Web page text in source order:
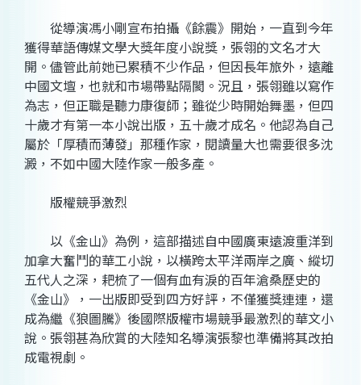
從導演馮小剛宣布拍攝《餘震》開始，一直到今年
獲得華語傳媒文學大獎年度小說獎，張翎的文名才大
開。儘管此前她已累積不少作品，但因長年旅外，遠離
中國文壇，也就和市場帶點隔閡。況且，張翎雖以寫作
為志，但正職是聽力康復師；雖從少時開始舞墨，但四
十歲才有第一本小說出版，五十歲才成名。他認為自己
屬於「厚積而薄發」那種作家，閱讀量大也需要很多沈
澱，不如中國大陸作家一般多產。
版權競爭激烈
以《金山》為例，這部描述自中國廣東遠渡重洋到
加拿大奮鬥的華工小說，以橫跨太平洋兩岸之廣、縱切
五代人之深，耙梳了一個有血有淚的百年滄桑歷史的
《金山》，一出版即受到四方好評，不僅獲獎連連，還
成為繼《狼圖騰》後國際版權市場競爭最激烈的華文小
說。張翎甚為欣賞的大陸知名導演張黎也準備將其改拍
成電視劇。